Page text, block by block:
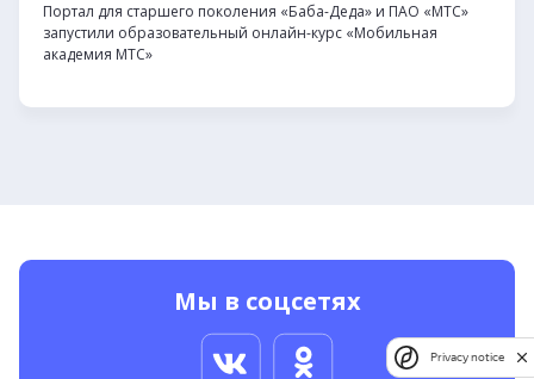
Портал для старшего поколения «Баба-Деда» и ПАО «МТС»
запустили образовательный онлайн-курс «Мобильная
академия МТС»
Мы в соцсетях
Privacy notice